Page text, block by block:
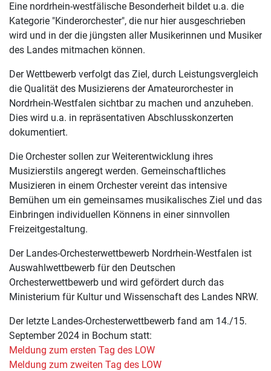
Eine nordrhein-westfälische Besonderheit bildet u.a. die
Kategorie "Kinderorchester", die nur hier ausgeschrieben
wird und in der die jüngsten aller Musikerinnen und Musiker
des Landes mitmachen können.
Der Wettbewerb verfolgt das Ziel, durch Leistungsvergleich
die Qualität des Musizierens der Amateurorchester in
Nordrhein-Westfalen sichtbar zu machen und anzuheben.
Dies wird u.a. in repräsentativen Abschlusskonzerten
dokumentiert.
Die Orchester sollen zur Weiterentwicklung ihres
Musizierstils angeregt werden. Gemeinschaftliches
Musizieren in einem Orchester vereint das intensive
Bemühen um ein gemeinsames musikalisches Ziel und das
Einbringen individuellen Könnens in einer sinnvollen
Freizeitgestaltung.
Der Landes-Orchesterwettbewerb Nordrhein-Westfalen ist
Auswahlwettbewerb für den Deutschen
Orchesterwettbewerb und wird gefördert durch das
Ministerium für Kultur und Wissenschaft des Landes NRW.
Der letzte Landes-Orchesterwettbewerb fand am 14./15.
September 2024 in Bochum statt:
Meldung zum ersten Tag des LOW
Meldung zum zweiten Tag des LOW